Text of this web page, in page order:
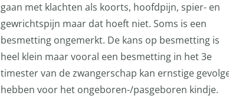
gaan met klachten als koorts, hoofdpijn, spier- en
gewrichtspijn maar dat hoeft niet. Soms is een
besmetting ongemerkt. De kans op besmetting is
heel klein maar vooral een besmetting in het 3e
timester van de zwangerschap kan ernstige
hebben voor het ongeboren-/pasgeboren kindje.